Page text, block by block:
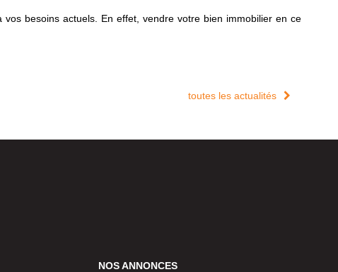
besoins actuels. En effet, vendre votre bien immobilier en ce
toutes les actualités
NOS ANNONCES